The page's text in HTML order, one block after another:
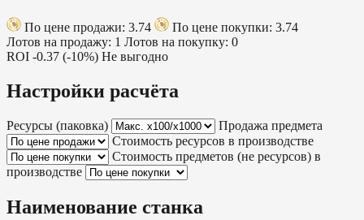
По цене продажи: 3.74
По цене покупки: 3.74
Лотов на продажу: 1 Лотов на покупку: 0
ROI -0.37 (-10%) Не выгодно
Настройки расчёта
Ресурсы (паковка)
Продажа предмета
Стоимость ресурсов в производстве
Стоимость предметов (не ресурсов) в
производстве
Наименование станка